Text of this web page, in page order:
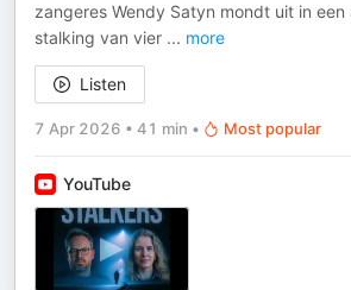
zangeres Wendy Satyn mondt uit in een
stalking van vier ... more
Listen
7 Apr 2026 • 41 min • Most popular
YouTube